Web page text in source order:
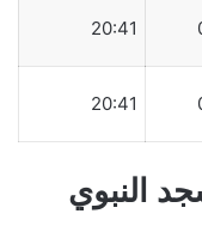
20:41
20:41
النبوي